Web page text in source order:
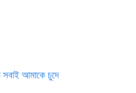
আমাকে চুদে